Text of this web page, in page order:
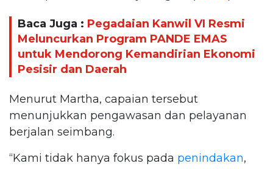
Baca Juga : Pegadaian Kanwil VI Resmi
Meluncurkan Program PANDE EMAS
untuk Mendorong Kemandirian Ekonomi
Pesisir dan Daerah
Menurut Martha, capaian tersebut
menunjukkan pengawasan dan pelayanan
berjalan seimbang.
“Kami tidak hanya fokus pada penindakan,